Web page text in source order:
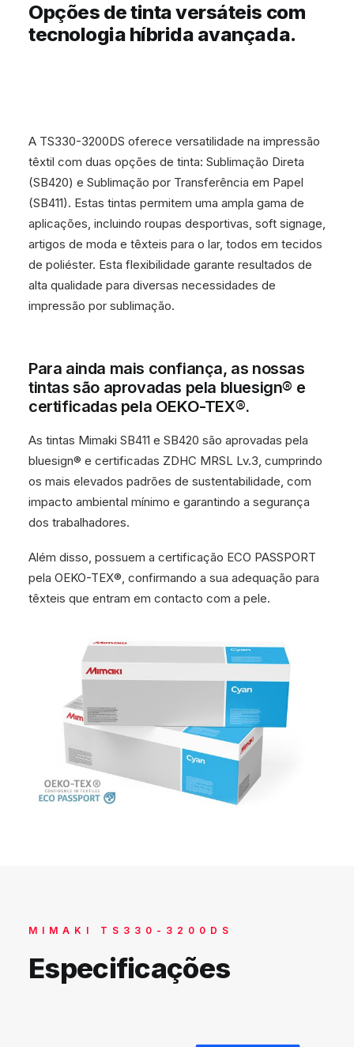
Opções de tinta versáteis com
tecnologia híbrida avançada.
A TS330-3200DS oferece versatilidade na impressão
têxtil com duas opções de tinta: Sublimação Direta
(SB420) e Sublimação por Transferência em Papel
(SB411). Estas tintas permitem uma ampla gama de
aplicações, incluindo roupas desportivas, soft signage,
artigos de moda e têxteis para o lar, todos em tecidos
de poliéster. Esta flexibilidade garante resultados de
alta qualidade para diversas necessidades de
impressão por sublimação.
Para ainda mais confiança, as nossas
tintas são aprovadas pela bluesign® e
certificadas pela OEKO-TEX®.
As tintas Mimaki SB411 e SB420 são aprovadas pela
bluesign® e certificadas ZDHC MRSL Lv.3, cumprindo
os mais elevados padrões de sustentabilidade, com
impacto ambiental mínimo e garantindo a segurança
dos trabalhadores.
Além disso, possuem a certificação ECO PASSPORT
pela OEKO-TEX®, confirmando a sua adequação para
têxteis que entram em contacto com a pele.
MIMAKI TS330-3200DS
Especificações